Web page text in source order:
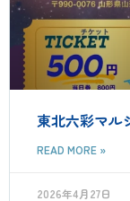
東北六彩マル
READ MORE »
2026年4月27日